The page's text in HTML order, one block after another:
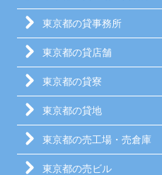
東京都の貸事務所
東京都の貸店舗
東京都の貸寮
東京都の貸地
東京都の売工場・売倉庫
東京都の売ビル